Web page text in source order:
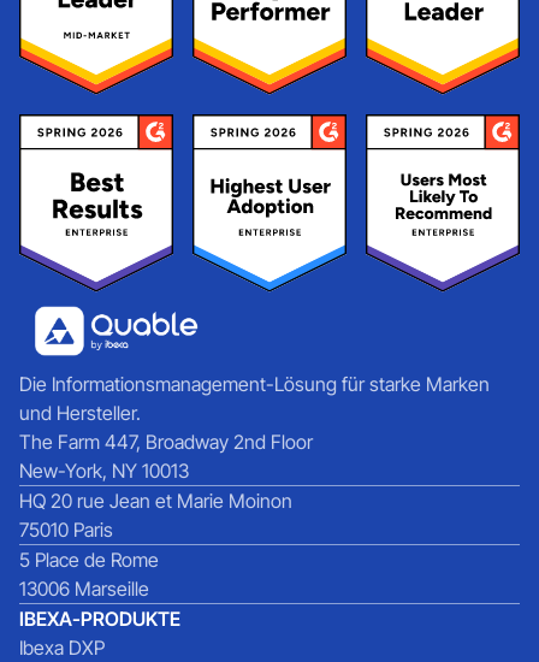
Die Informationsmanagement-Lösung für starke Marken
und Hersteller.
The Farm 447, Broadway 2nd Floor
New-York, NY 10013
HQ 20 rue Jean et Marie Moinon
75010 Paris
5 Place de Rome
13006 Marseille
IBEXA-PRODUKTE
Ibexa DXP